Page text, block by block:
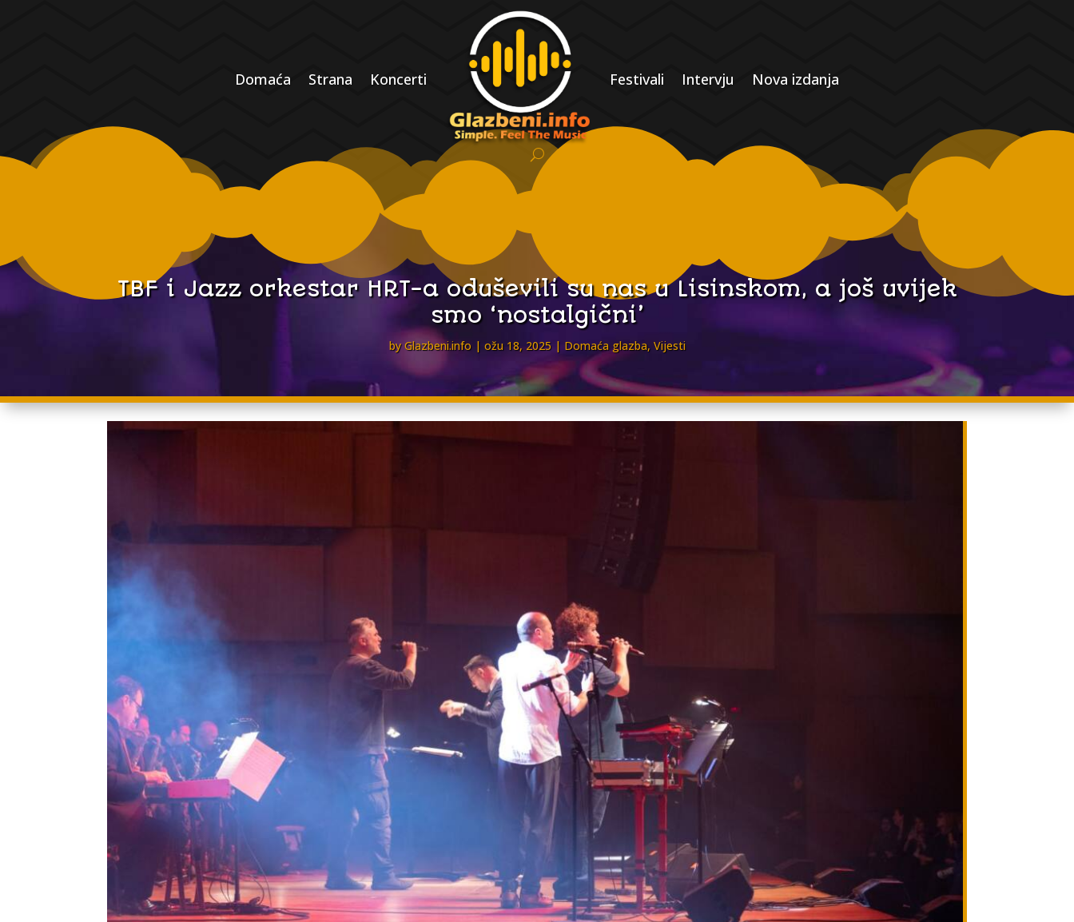
Domaća Strana Koncerti Festivali Intervju Nova izdanja
TBF i Jazz orkestar HRT-a oduševili su nas u Lisinskom, a još uvijek
smo ‘nostalgični’
byGlazbeni.info ožu 18, 2025 Domaća glazba, Vijesti